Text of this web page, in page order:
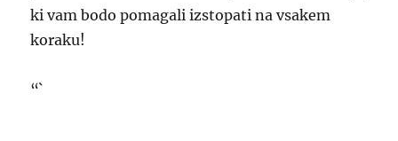
ki vam bodo pomagali izstopati na vsakem
koraku!
“`